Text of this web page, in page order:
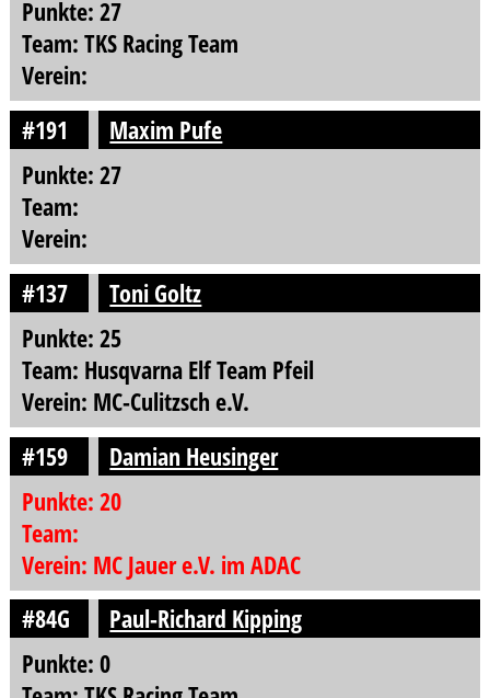
Punkte: 27
Team: TKS Racing Team
Verein:
#191
Maxim Pufe
Punkte: 27
Team:
Verein:
#137
Toni Goltz
Punkte: 25
Team: Husqvarna Elf Team Pfeil
Verein: MC-Culitzsch e.V.
#159
Damian Heusinger
Punkte: 20
Team:
Verein: MC Jauer e.V. im ADAC
#84G
Paul-Richard Kipping
Punkte: 0